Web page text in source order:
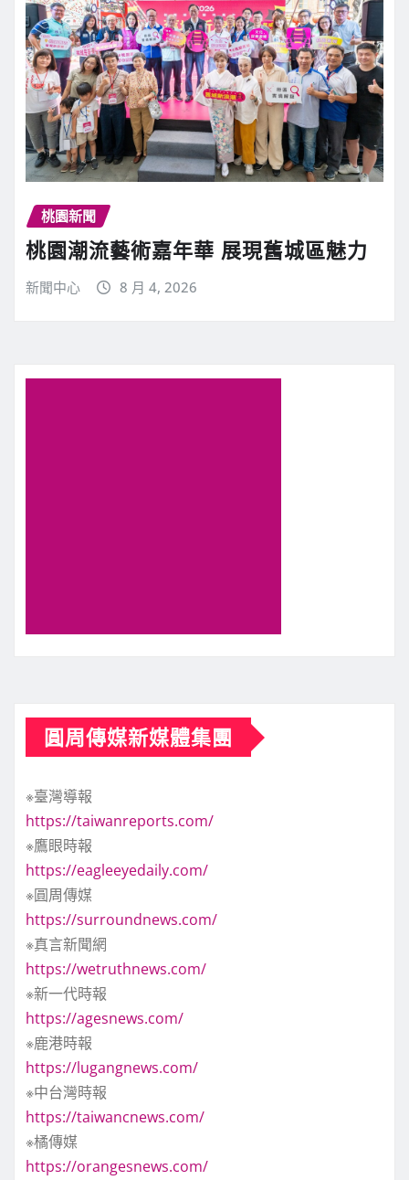
桃園新聞
桃園潮流藝術嘉年華 展現舊城區魅力
新聞中心 8 月 4, 2026
圓周傳媒新媒體集團
※臺灣導報
https://taiwanreports.com/
※鷹眼時報
https://eagleeyedaily.com/
※圓周傳媒
https://surroundnews.com/
※真言新聞網
https://wetruthnews.com/
※新一代時報
https://agesnews.com/
※鹿港時報
https://lugangnews.com/
※中台灣時報
https://taiwancnews.com/
※橘傳媒
https://orangesnews.com/